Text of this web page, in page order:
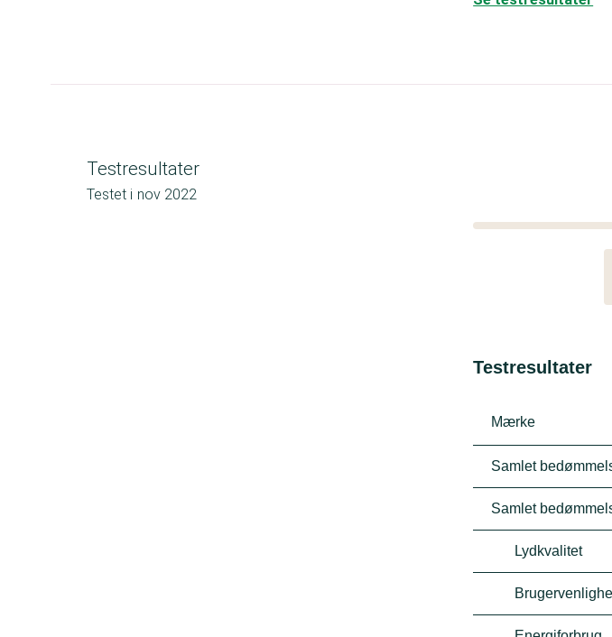
Testresultater
Testet i nov 2022
Testresultater
Mærke
Samlet
Samlet
Lydkvalitet